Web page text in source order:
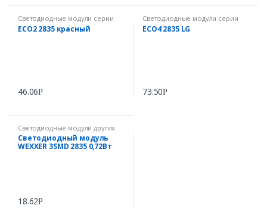
Светодиодные модули серии
ECO NCLED
ECO2 2835 красный
46.06Р
Светодиодные модули серии
ECO NCLED
ECO4 2835 LG
73.50Р
Светодиодные модули других
фирм
Светодиодный модуль
WEXXER 3SMD 2835 0,72Вт
18.62Р